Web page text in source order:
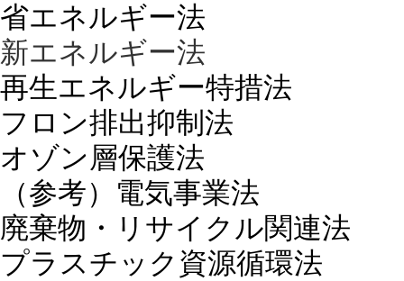
省エネルギー法
新エネルギー法
再生エネルギー特措法
フロン排出抑制法
オゾン層保護法
（参考）電気事業法
廃棄物・リサイクル関連法
プラスチック資源循環法